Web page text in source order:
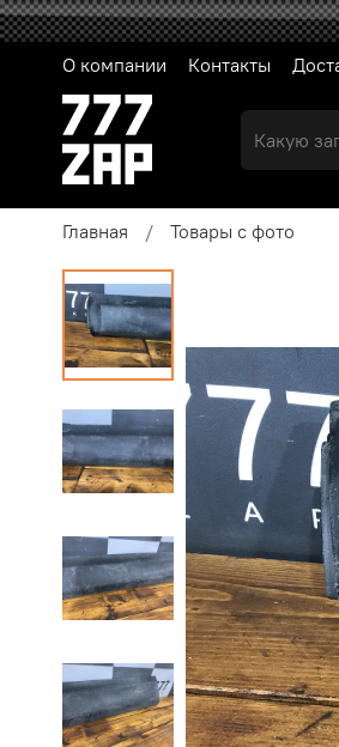
О компании Контакты
Главная Товары с фото